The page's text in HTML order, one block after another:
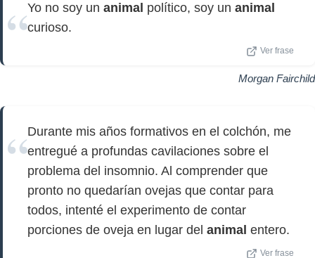
Yo no soy un animal político, soy un animal
curioso.
Ver frase
Morgan Fairchild
Durante mis años formativos en el colchón, me
entregué a profundas cavilaciones sobre el
problema del insomnio. Al comprender que
pronto no quedarían ovejas que contar para
todos, intenté el experimento de contar
porciones de oveja en lugar del animal entero.
Ver frase